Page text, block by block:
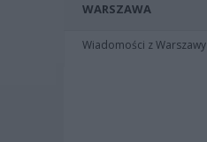
WARSZAWA
Wiadomości z Warszawy